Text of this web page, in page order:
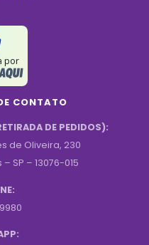
por
CONTATO
DE PEDIDOS):
de Oliveira, 230
SP – 13076-015